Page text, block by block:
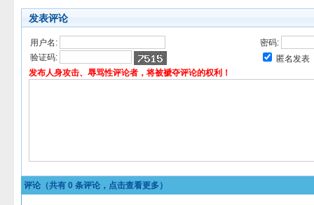
发表评论
用户名:
密码:
验证码:
匿名发表
发布人身攻击、辱骂性评论者，将被褫夺评论的权利！
评论（共有 0 条评论，点击查看更多）